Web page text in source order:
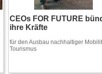
CEOs FOR FUTURE
ihre Kräfte
für den Ausbau nachhaltiger
Tourismus